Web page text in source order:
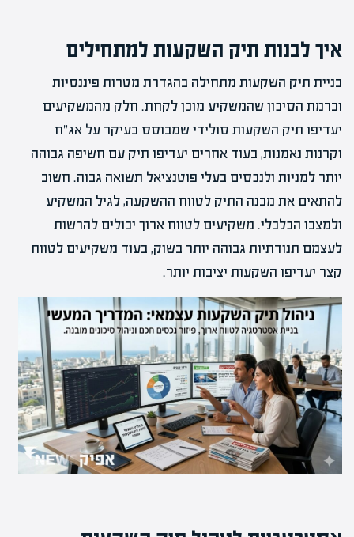
איך לבנות תיק השקעות למתחילים
בניית תיק השקעות מתחילה בהגדרת מטרות פיננסיות
וברמת הסיכון שהמשקיע מוכן לקחת. חלק מהמשקיעים
יעדיפו תיק השקעות סולידי שמבוסס בעיקר על אג"ח
וקרנות נאמנות, בעוד אחרים יעדיפו תיק עם חשיפה גבוהה
יותר למניות ולנכסים בעלי פוטנציאל תשואה גבוה. חשוב
להתאים את מבנה התיק לטווח ההשקעה, לגיל המשקיע
ולמצבו הכלכלי. משקיעים לטווח ארוך יכולים להרשות
לעצמם תנודתיות גבוהה יותר בשוק, בעוד משקיעים לטווח
קצר יעדיפו השקעות יציבות יותר.